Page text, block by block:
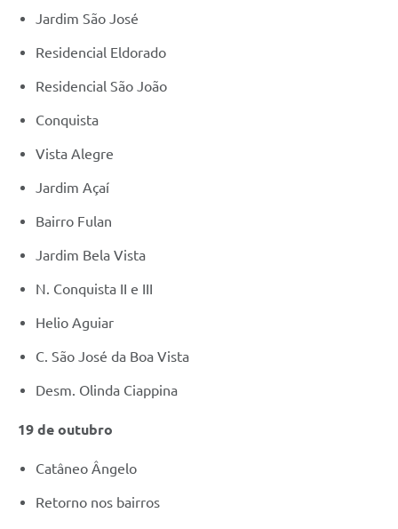
Jardim São José
Residencial Eldorado
Residencial São João
Conquista
Vista Alegre
Jardim Açaí
Bairro Fulan
Jardim Bela Vista
N. Conquista II e III
Helio Aguiar
C. São José da Boa Vista
Desm. Olinda Ciappina
19 de outubro
Catâneo Ângelo
Retorno nos bairros